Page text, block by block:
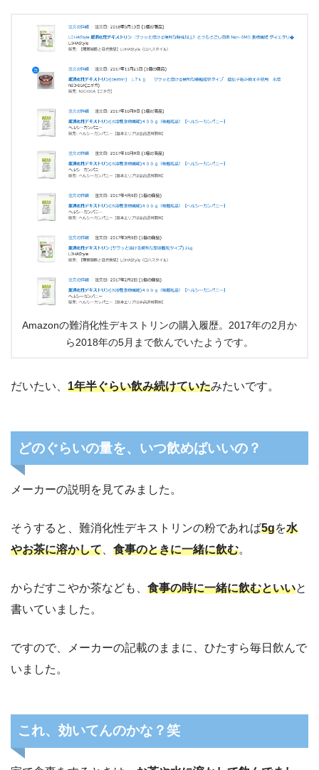
Amazonの難消化性デキストリンの購入履歴。2017年の2月か
ら2018年の5月まで飲んでいたようです。
だいたい、 1年半ぐらい飲み続けていたみたいです。
どのぐらいの量を、いつ飲めばいいの？
メーカーの説明を見てみました。
そうすると、難消化性デキストリンの粉であれば5gを水
やお茶に溶かして
食事のときに一緒に飲む。
からだすこやか茶なども、 食事の時に一緒に飲むといいと
書いていました。
ですので、メーカーの記載のままに、ひたすら毎日飲んで
いました。
これ、効いてんのかな？笑